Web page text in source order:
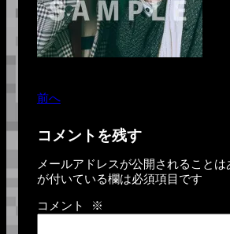
前へ
コメントを残す
メールアドレスが公開されることは
が付いている欄は必須項目です
コメント
※